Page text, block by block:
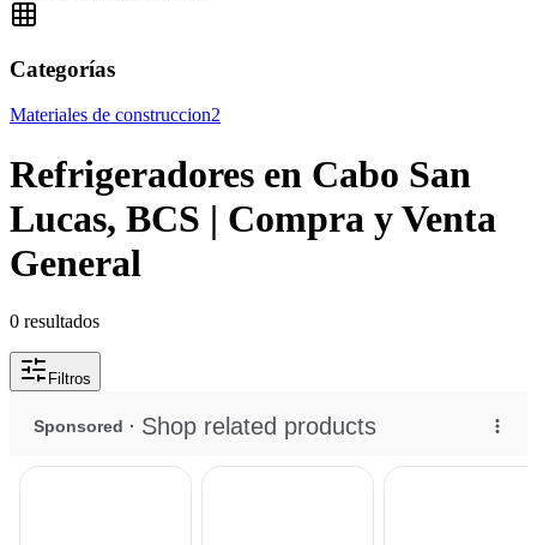
Categorías
Materiales de construccion2
Refrigeradores en Cabo San
Lucas, BCS | Compra y Venta
General
0 resultados
Filtros